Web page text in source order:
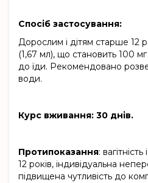
Спосіб застосування:
Дорослим і дітям старше 12
(1,67 мл), що становить 100
до їди. Рекомендовано
води.
Курс вживання: 30 днів.
Протипоказання:
12 років, індивідуальна
підвищена чутливість до